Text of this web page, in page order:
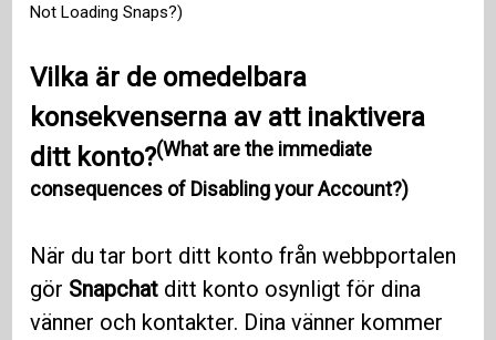
Not Loading Snaps?)
Vilka är de omedelbara
konsekvenserna av att inaktivera
ditt konto?(What are the immediate
consequences of Disabling your Account?)
När du tar bort ditt konto från webbportalen
gör Snapchat ditt konto osynligt för dina
vänner och kontakter. Dina vänner kommer